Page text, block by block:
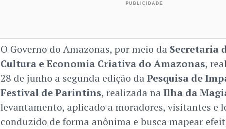
O Governo do Amazonas, por meio da Secretaria
Cultura e Economia Criativa do Amazonas,
28 de junho a segunda edição da Pesquisa de
Festival de Parintins, realizada na Ilha da
levantamento, aplicado a moradores, visitantes e
conduzido de forma anônima e busca mapear